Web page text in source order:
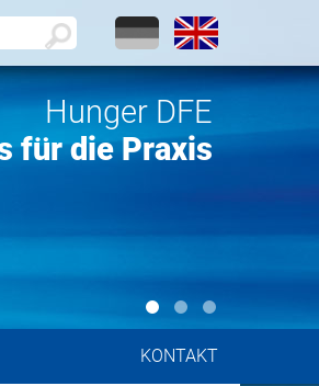
Hunger DFE
für die Praxis
KONTAKT